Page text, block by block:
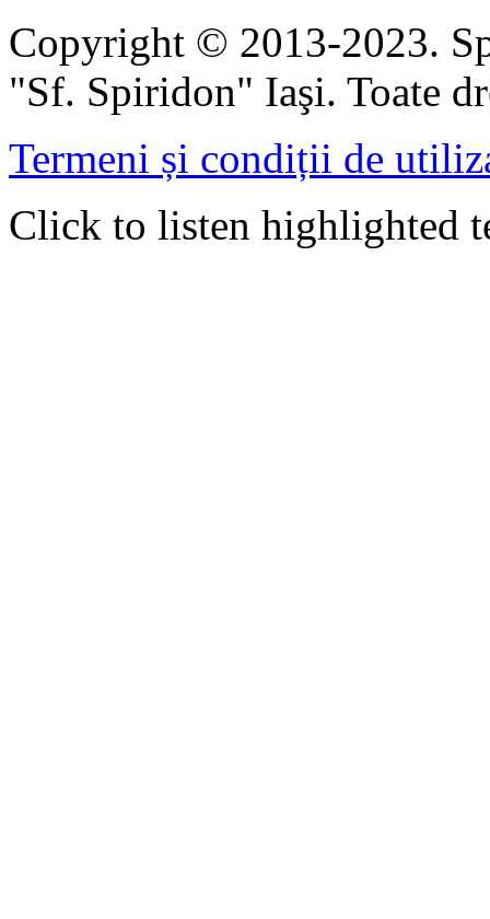
Copyright © 2013-2023.
"Sf. Spiridon" Iaşi. Toate
Termeni și condiții de
Click to listen highlighted